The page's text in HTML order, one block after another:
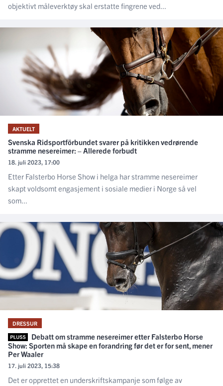
objektivt måleverktøy skal erstatte fingrene ved...
AKTUELT
Svenska Ridsportförbundet svarer på kritikken vedrørende
stramme nesereimer: – Allerede forbudt
18. juli 2023, 17:00
Etter Falsterbo Horse Show i helga har stramme nesereimer
skapt voldsomt engasjement i sosiale medier i Norge så vel
som...
DRESSUR
Debatt om stramme nesereimer etter Falsterbo Horse
Show: Sporten må skape en forandring før det er for sent, mener
Per Waaler
17. juli 2023, 15:38
Det er opprettet en underskriftskampanje som følge av